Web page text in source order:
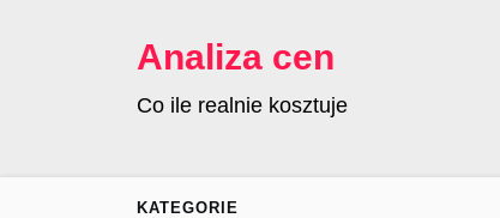
Analiza cen
Co ile realnie kosztuje
KATEGORIE